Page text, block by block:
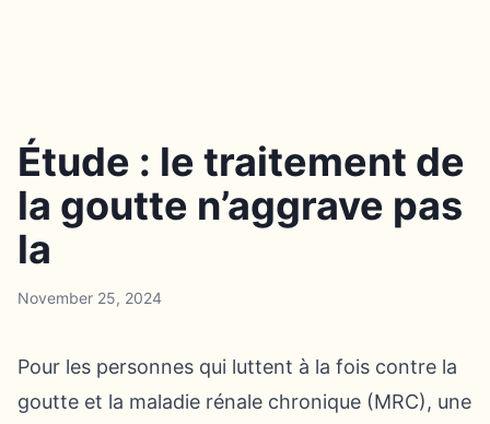
Étude : le traitement de
la goutte n’aggrave pas
la
November 25, 2024
Pour les personnes qui luttent à la fois contre la
goutte et la maladie rénale chronique (MRC), une